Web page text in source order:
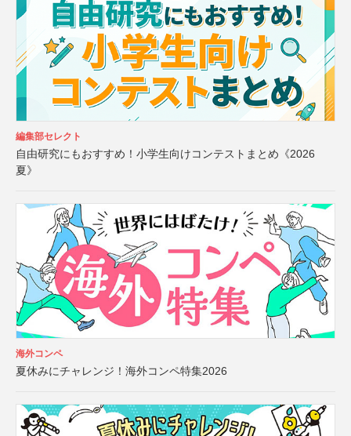
編集部セレクト
自由研究にもおすすめ！小学生向けコンテストまとめ《2026
夏》
海外コンペ
夏休みにチャレンジ！海外コンペ特集2026